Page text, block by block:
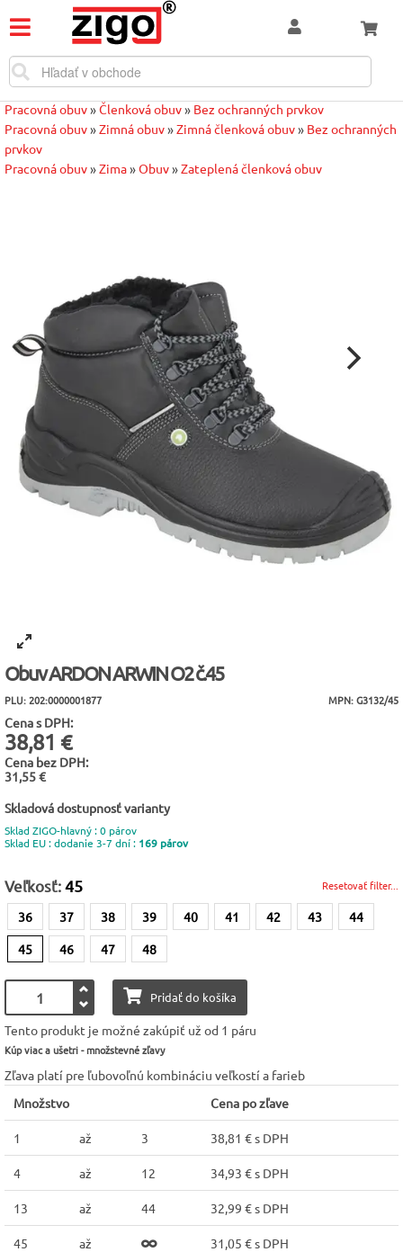
Pracovná obuv»Členková obuv» Bez ochranných prvkov
Pracovná obuv»Zimná obuv»Zimná členková obuv» Bez ochranných
prvkov
Pracovná obuv»Zima»Obuv»Zateplená členková obuv
Obuv ARDON ARWIN O2 č.45
PLU: 202:0000001877 MPN: G3132/45
Cena s DPH:
38,81 €
Cena bez DPH:
31,55 €
Skladová dostupnosť varianty
Sklad ZIGO-hlavný : 0 párov
Sklad EU : dodanie 3-7 dní : 169 párov
Resetovať filter...
Veľkosť:45
36 37 38 39 40 41 42 43
44
45
46 47 48
Pridať do košíka
Tento produkt je možné zakúpiť už od 1 páru
Kúp viac a ušetri - množstevné zľavy
Zľava platí pre ľubovoľnú kombináciu veľkostí a farieb
Množstvo
Cena po zľave
1 až 3 38,81 € s DPH
4 až 12 34,93 € s DPH
13 až 44 32,99 € s DPH
45 až 31,05 € s DPH